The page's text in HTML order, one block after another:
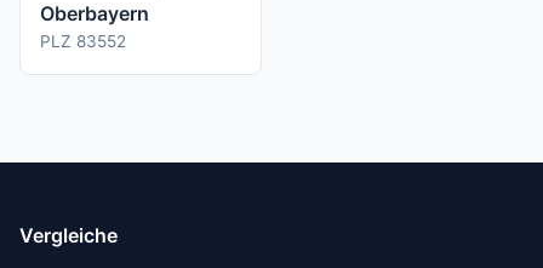
Oberbayern
PLZ 83552
Vergleiche